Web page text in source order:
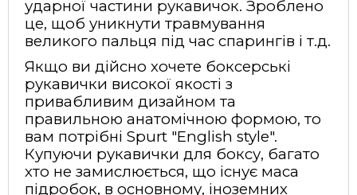
ударної частини рукавичок. Зроблено
це, щоб уникнути травмування
великого пальця під час спарингів і т.д.
Якщо ви дійсно хочете боксерські
рукавички високої якості з
привабливим дизайном та
правильною анатомічною формою, то
вам потрібні Spurt "English style".
Купуючи рукавички для боксу, багато
хто не замислюється, що існує маса
підробок, в основному, іноземних